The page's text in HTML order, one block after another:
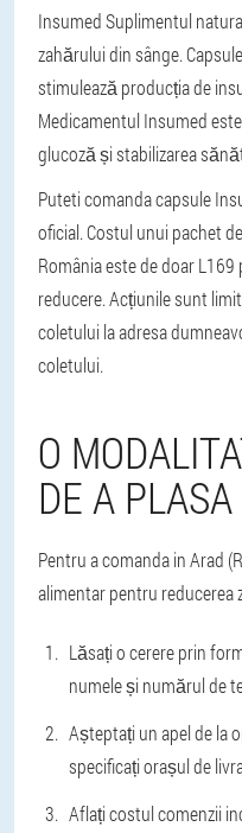
Insumed Suplimentul
zahărului din sânge.
stimulează producția de
Medicamentul Insumed
glucoză și stabilizarea
Puteti comanda capsule
oficial. Costul unui pachet
România este de doar
reducere. Acțiunile sunt
coletului la adresa
coletului.
O
DE A
Pentru a comanda in Arad
alimentar pentru reducerea
Lăsați o cerere prin
numele și numărul de
Așteptați un apel de la
specificați orașul de
Aflați costul comenzii